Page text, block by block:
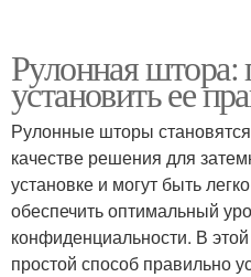
шторы
Механизм для рулонной
шторы
Рулонная штора:
установить ее
Рулонные шторы
качестве решения для
установке и могут быть
обеспечить оптимальный
конфиденциальности. В
простой способ правильно